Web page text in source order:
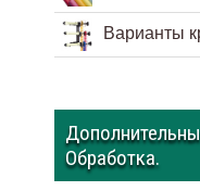
Варианты
Обработка.